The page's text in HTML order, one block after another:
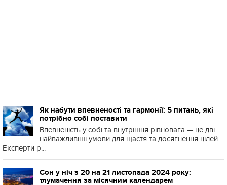
Як набути впевненості та гармонії: 5 питань, які
потрібно собі поставити
Впевненість у собі та внутрішня рівновага — це дві
найважливіші умови для щастя та досягнення цілей
Експерти р...
Сон у ніч з 20 на 21 листопада 2024 року:
тлумачення за місячним календарем